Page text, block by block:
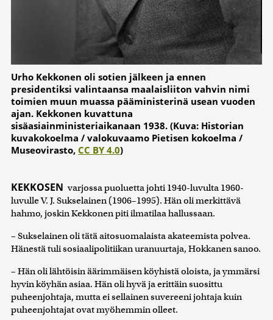
Urho Kekkonen oli sotien jälkeen ja ennen
presidentiksi valintaansa maalaisliiton vahvin nimi
toimien muun muassa pääministerinä usean vuoden
ajan. Kekkonen kuvattuna
sisäasiainministeriaikanaan 1938. (Kuva: Historian
kuvakokoelma / valokuvaamo Pietisen kokoelma /
Museovirasto, CC BY 4.0)
KEKKOSEN varjossa puoluetta johti 1940-luvulta 1960-
luvulle V. J. Sukselainen (1906–1995). Hän oli merkittävä
hahmo, joskin Kekkonen piti ilmatilaa hallussaan.
– Sukselainen oli tätä aitosuomalaista akateemista polvea.
Hänestä tuli sosiaalipolitiikan uranuurtaja, Hokkanen sanoo.
– Hän oli lähtöisin äärimmäisen köyhistä oloista, ja ymmärsi
hyvin köyhän asiaa. Hän oli hyvä ja erittäin suosittu
puheenjohtaja, mutta ei sellainen suvereeni johtaja kuin
puheenjohtajat ovat myöhemmin olleet.